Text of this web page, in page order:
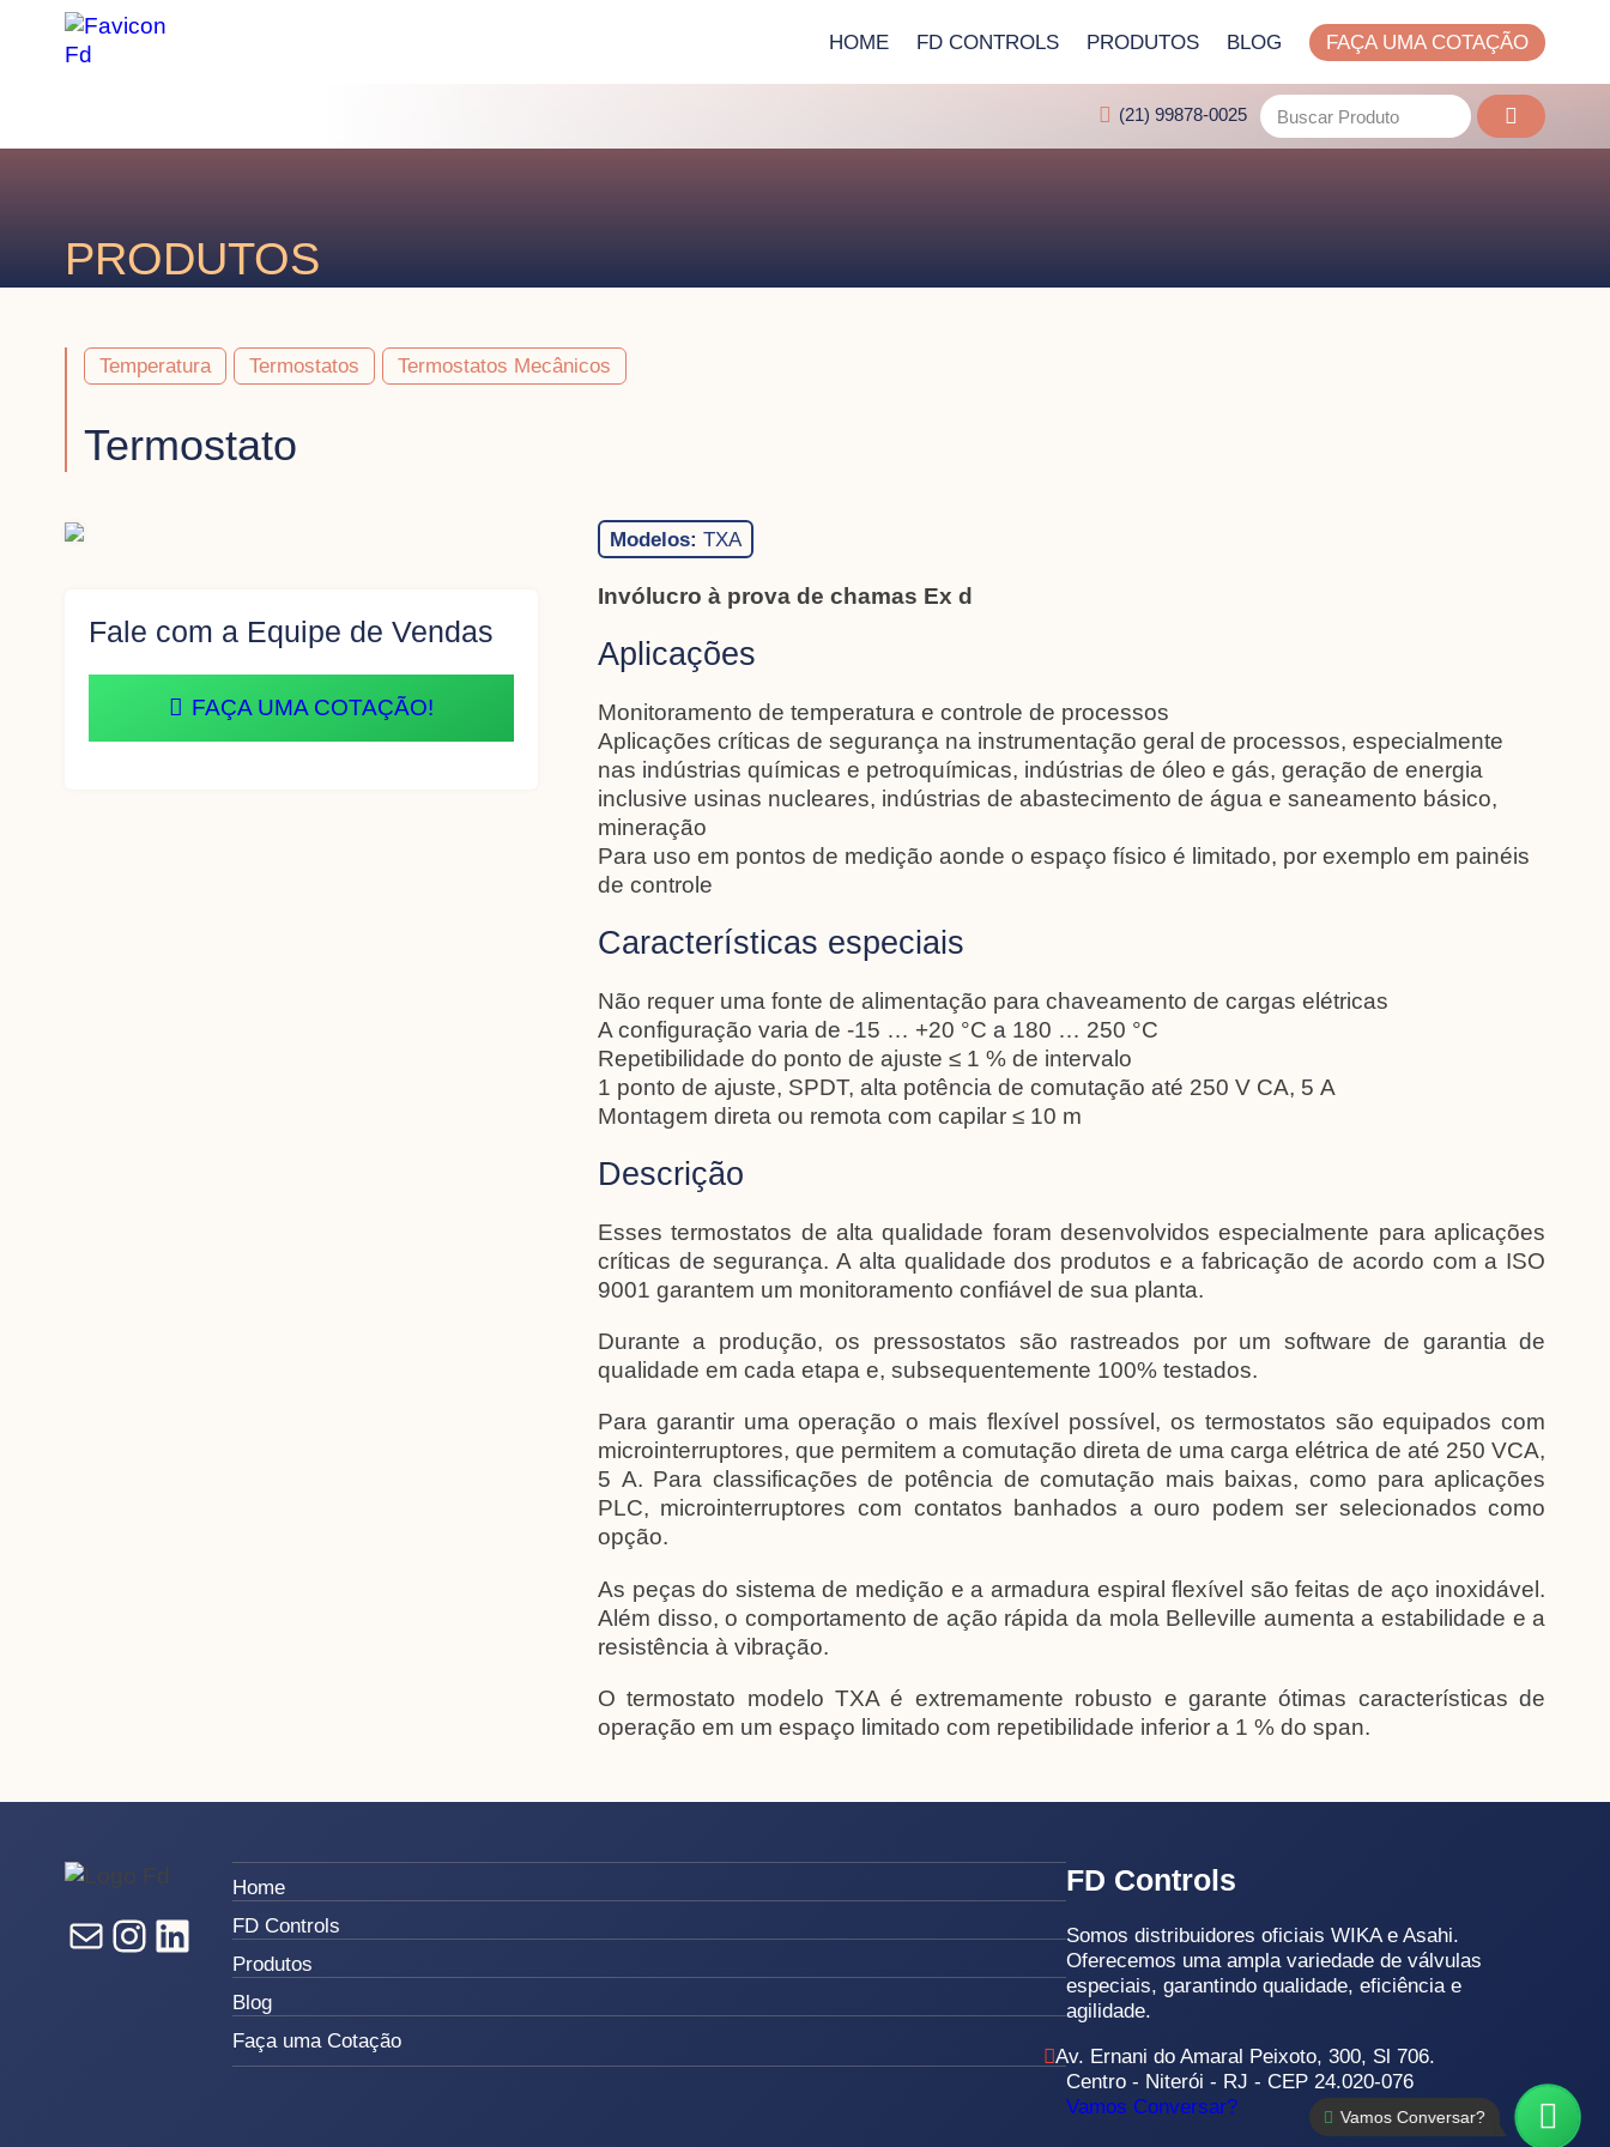
(21) 99878-0025
HOME FD CONTROLS PRODUTOS BLOG FAÇA UMA COTAÇÃO
PRODUTOS
Temperatura Termostatos Termostatos Mecânicos
Termostato
Modelos: TXA
Invólucro à prova de chamas Ex d
Aplicações
Monitoramento de temperatura e controle de processos
Aplicações críticas de segurança na instrumentação geral de processos, especialmente
nas indústrias químicas e petroquímicas, indústrias de óleo e gás, geração de energia
inclusive usinas nucleares, indústrias de abastecimento de água e saneamento básico,
mineração
Para uso em pontos de medição aonde o espaço físico é limitado, por exemplo em painéis
de controle
Características especiais
Não requer uma fonte de alimentação para chaveamento de cargas elétricas
A configuração varia de -15 … +20 °C a 180 … 250 °C
Repetibilidade do ponto de ajuste ≤ 1 % de intervalo
1 ponto de ajuste, SPDT, alta potência de comutação até 250 V CA, 5 A
Montagem direta ou remota com capilar ≤ 10 m
Descrição
Esses termostatos de alta qualidade foram desenvolvidos especialmente para aplicações
críticas de segurança. A alta qualidade dos produtos e a fabricação de acordo com a ISO
9001 garantem um monitoramento confiável de sua planta.
Durante a produção, os pressostatos são rastreados por um software de garantia de
qualidade em cada etapa e, subsequentemente 100% testados.
Para garantir uma operação o mais flexível possível, os termostatos são equipados com
microinterruptores, que permitem a comutação direta de uma carga elétrica de até 250 VCA,
5 A. Para classificações de potência de comutação mais baixas, como para aplicações
PLC, microinterruptores com contatos banhados a ouro podem ser selecionados como
opção.
As peças do sistema de medição e a armadura espiral flexível são feitas de aço inoxidável.
Além disso, o comportamento de ação rápida da mola Belleville aumenta a estabilidade e a
resistência à vibração.
O termostato modelo TXA é extremamente robusto e garante ótimas características de
operação em um espaço limitado com repetibilidade inferior a 1 % do span.
Fale com a Equipe de Vendas
FAÇA UMA COTAÇÃO!
Vamos Conversar?
E-mail Instagram LinkedIn
Home
FD Controls
Produtos
Blog
Faça uma Cotação
FD Controls
Somos distribuidores oficiais WIKA e Asahi.
Oferecemos uma ampla variedade de válvulas
especiais, garantindo qualidade, eficiência e
agilidade.
Av. Ernani do Amaral Peixoto, 300, Sl 706.
Centro - Niterói - RJ - CEP 24.020-076
Vamos Conversar?